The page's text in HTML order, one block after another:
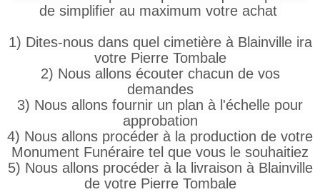
de simplifier au maximum votre achat
1) Dites-nous dans quel cimetière à Blainville ira
votre Pierre Tombale
2) Nous allons écouter chacun de vos
demandes
3) Nous allons fournir un plan à l'échelle pour
approbation
4) Nous allons procéder à la production de votre
Monument Funéraire tel que vous le souhaitiez
5) Nous allons procéder à la livraison à Blainville
de votre Pierre Tombale